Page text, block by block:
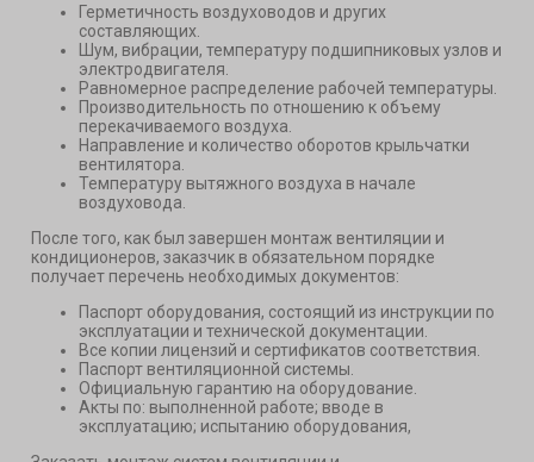
Герметичность воздуховодов и других
составляющих.
Шум, вибрации, температуру подшипниковых узлов и
электродвигателя.
Равномерное распределение рабочей температуры.
Производительность по отношению к объему
перекачиваемого воздуха.
Направление и количество оборотов крыльчатки
вентилятора.
Температуру вытяжного воздуха в начале
воздуховода.
После того, как был завершен монтаж вентиляции и
кондиционеров, заказчик в обязательном порядке
получает перечень необходимых документов:
Паспорт оборудования, состоящий из инструкции по
эксплуатации и технической документации.
Все копии лицензий и сертификатов соответствия.
Паспорт вентиляционной системы.
Официальную гарантию на оборудование.
Акты по: выполненной работе; вводе в
эксплуатацию; испытанию оборудования,